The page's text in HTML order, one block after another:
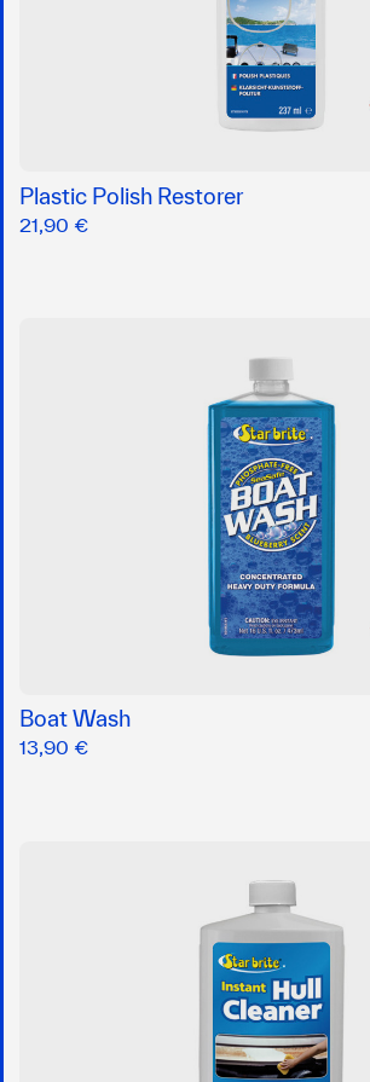
Plastic Polish Restorer
21,90 €
Boat Wash
13,90 €